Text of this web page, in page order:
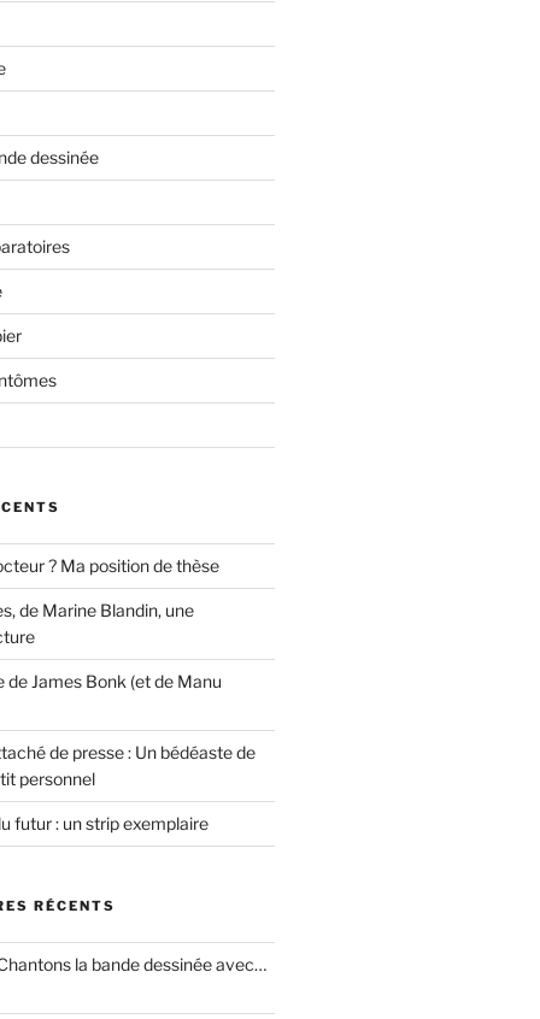
dessinée
? Ma position de thèse
de Marine Blandin, une
de James Bonk (et de Manu
de presse : Un bédéaste de
personnel
futur : un strip exemplaire
RÉCENTS
la bande dessinée avec…